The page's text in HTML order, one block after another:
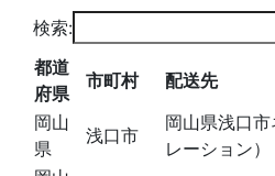
検索:
都道
府県
市町村
配送先
岡山
県
浅口市
岡山県浅口
レーション）